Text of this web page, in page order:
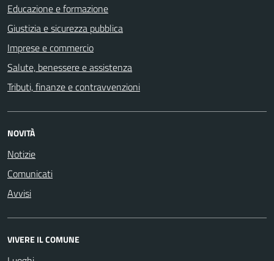
Educazione e formazione
Giustizia e sicurezza pubblica
Imprese e commercio
Salute, benessere e assistenza
Tributi, finanze e contravvenzioni
NOVITÀ
Notizie
Comunicati
Avvisi
VIVERE IL COMUNE